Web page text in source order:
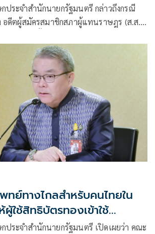
ประจำสำนักนายกรัฐมนตรี กล่าวถึงกรณี
อดีตผู้สมัครสมาชิกสภาผู้แทนราษฎร (ส.ส.)
ทย์ทางไกลสำหรับคนไทยใน
ผู้ใช้สิทธิบัตรทองเข้าใช้
ประจำสำนักนายกรัฐมนตรี เปิดเผยว่า คณะ